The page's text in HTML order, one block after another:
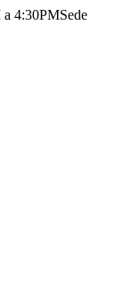
a 4:30PMSede